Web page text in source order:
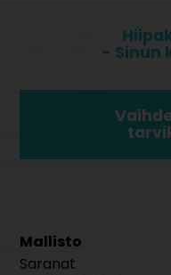
- Sinun
Mallisto
Saranat